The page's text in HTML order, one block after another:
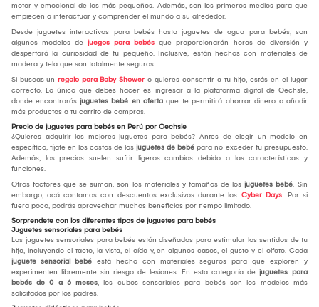
motor y emocional de los más pequeños. Además, son los primeros medios para que
empiecen a interactuar y comprender el mundo a su alrededor.
Desde juguetes interactivos para bebés hasta juguetes de agua para bebés, son
algunos modelos de juegos para bebés que proporcionarán horas de diversión y
despertará la curiosidad de tu pequeño. Inclusive, están hechos con materiales de
madera y tela que son totalmente seguros.
Si buscas un regalo para Baby Shower o quieres consentir a tu hijo, estás en el lugar
correcto. Lo único que debes hacer es ingresar a la plataforma digital de Oechsle,
donde encontrarás juguetes bebé en oferta que te permitirá ahorrar dinero o añadir
más productos a tu carrito de compras.
Precio de juguetes para bebés en Perú por Oechsle
¿Quieres adquirir los mejores juguetes para bebés? Antes de elegir un modelo en
específico, fíjate en los costos de los juguetes de bebé para no exceder tu presupuesto.
Además, los precios suelen sufrir ligeros cambios debido a las características y
funciones.
Otros factores que se suman, son los materiales y tamaños de los juguetes bebé. Sin
embargo, acá contamos con descuentos exclusivos durante los Cyber Days. Por si
fuera poco, podrás aprovechar muchos beneficios por tiempo limitado.
Sorprendete con los diferentes tipos de juguetes para bebés
Juguetes sensoriales para bebés
Los juguetes sensoriales para bebés están diseñados para estimular los sentidos de tu
hijo, incluyendo el tacto, la vista, el oído y, en algunos casos, el gusto y el olfato. Cada
juguete sensorial bebé está hecho con materiales seguros para que exploren y
experimenten libremente sin riesgo de lesiones. En esta categoría de juguetes para
bebés de 0 a 6 meses, los cubos sensoriales para bebés son los modelos más
solicitados por los padres.